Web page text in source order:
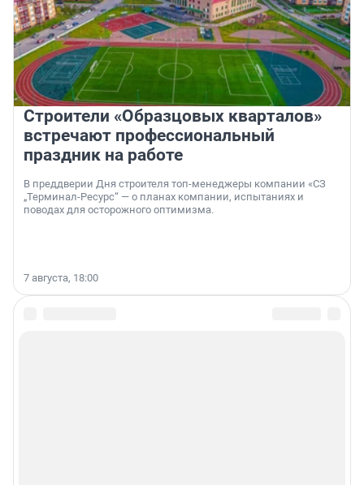
Строители «Образцовых кварталов»
встречают профессиональный
праздник на работе
В преддверии Дня строителя топ-менеджеры компании «СЗ
„Терминал-Ресурс“ — о планах компании, испытаниях и
поводах для осторожного оптимизма.
7 августа, 18:00